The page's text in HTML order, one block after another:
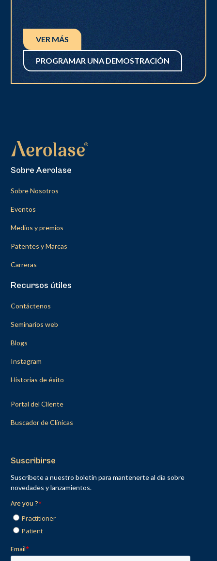
VER MÁS
PROGRAMAR UNA DEMOSTRACIÓN
Sobre Aerolase
Sobre Nosotros
Eventos
Medios y premios
Patentes y Marcas
Carreras
Recursos útiles
Contáctenos
Seminarios web
Blogs
Instagram
Historias de éxito
Portal del Cliente
Buscador de Clínicas
Suscribirse
Suscríbete a nuestro boletín para mantenerte al día sobre
novedades y lanzamientos.